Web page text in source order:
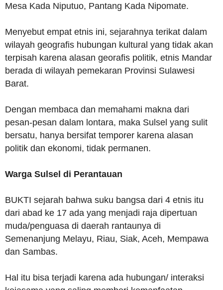
Mesa Kada Niputuo, Pantang Kada Nipomate.
Menyebut empat etnis ini, sejarahnya terikat dalam
wilayah geografis hubungan kultural yang tidak akan
terpisah karena alasan georafis politik, etnis Mandar
berada di wilayah pemekaran Provinsi Sulawesi
Barat.
Dengan membaca dan memahami makna dari
pesan-pesan dalam lontara, maka Sulsel yang sulit
bersatu, hanya bersifat temporer karena alasan
politik dan ekonomi, tidak permanen.
Warga Sulsel di Perantauan
BUKTI sejarah bahwa suku bangsa dari 4 etnis itu
dari abad ke 17 ada yang menjadi raja dipertuan
muda/penguasa di daerah rantaunya di
Semenanjung Melayu, Riau, Siak, Aceh, Mempawa
dan Sambas.
Hal itu bisa terjadi karena ada hubungan/ interaksi